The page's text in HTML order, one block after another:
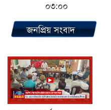
০৩:০০
জনপ্রিয় সংবাদ